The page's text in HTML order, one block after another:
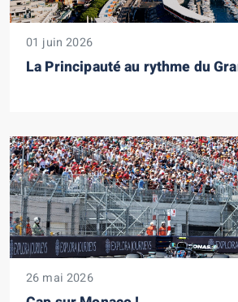
01 juin 2026
La Principauté au rythme du
26 mai 2026